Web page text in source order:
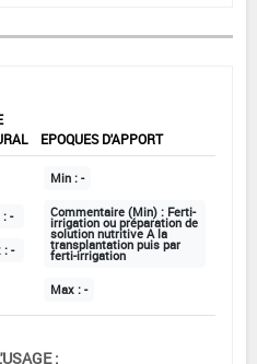
EPOQUES D'APPORT
: -
: -
Min : -
Commentaire (Min) : Ferti-
irrigation ou préparation de
solution nutritive A la
transplantation puis par
ferti-irrigation
Max : -
: